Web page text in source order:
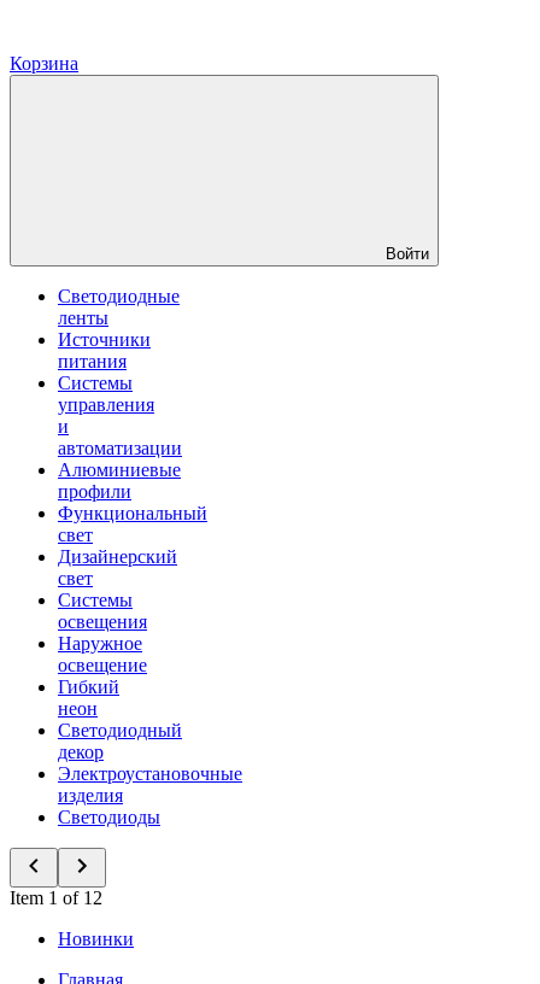
Корзина
Войти
Светодиодные
ленты
Источники
питания
Системы
управления
и
автоматизации
Алюминиевые
профили
Функциональный
свет
Дизайнерский
свет
Системы
освещения
Наружное
освещение
Гибкий
неон
Светодиодный
декор
Электроустановочные
изделия
Светодиоды
Item 1 of 12
Новинки
Главная